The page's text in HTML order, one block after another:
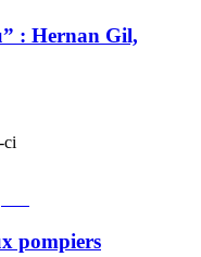
: Hernan Gil,
ci
pompiers